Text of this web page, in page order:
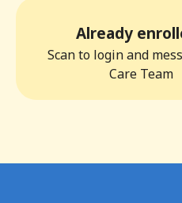
Already
Scan to login and
Care Team